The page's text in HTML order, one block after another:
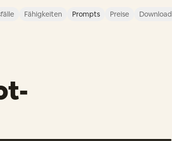
Fähigkeiten Prompts Preise Download